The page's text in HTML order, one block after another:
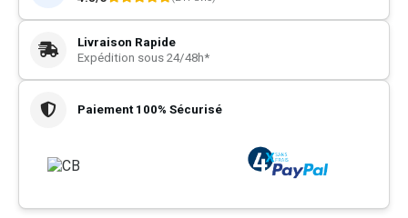
Livraison Rapide
Expédition sous 24/48h*
Paiement 100% Sécurisé